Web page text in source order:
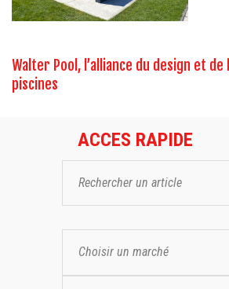
Walter Pool, l’alliance du design et
piscines
ACCES RAPIDE
Choisir un marché